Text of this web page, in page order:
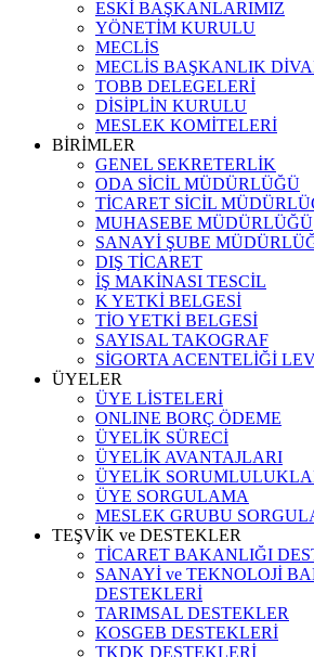
ESKİ BAŞKANLARIMIZ
YÖNETİM KURULU
MECLİS
MECLİS BAŞKANLIK
TOBB DELEGELERİ
DİSİPLİN KURULU
MESLEK KOMİTELERİ
BİRİMLER
GENEL SEKRETERLİK
ODA SİCİL MÜDÜRLÜĞÜ
TİCARET SİCİL
MUHASEBE MÜDÜRLÜĞÜ
SANAYİ ŞUBE
DIŞ TİCARET
İŞ MAKİNASI TESCİL
K YETKİ BELGESİ
TİO YETKİ BELGESİ
SAYISAL TAKOGRAF
SİGORTA ACENTELİĞİ
ÜYELER
ÜYE LİSTELERİ
ONLINE BORÇ ÖDEME
ÜYELİK SÜRECİ
ÜYELİK AVANTAJLARI
ÜYELİK
ÜYE SORGULAMA
MESLEK GRUBU
TEŞVİK ve DESTEKLER
TİCARET BAKANLIĞI
SANAYİ ve TEKNOLOJİ
DESTEKLERİ
TARIMSAL DESTEKLER
KOSGEB DESTEKLERİ
TKDK DESTEKLERİ